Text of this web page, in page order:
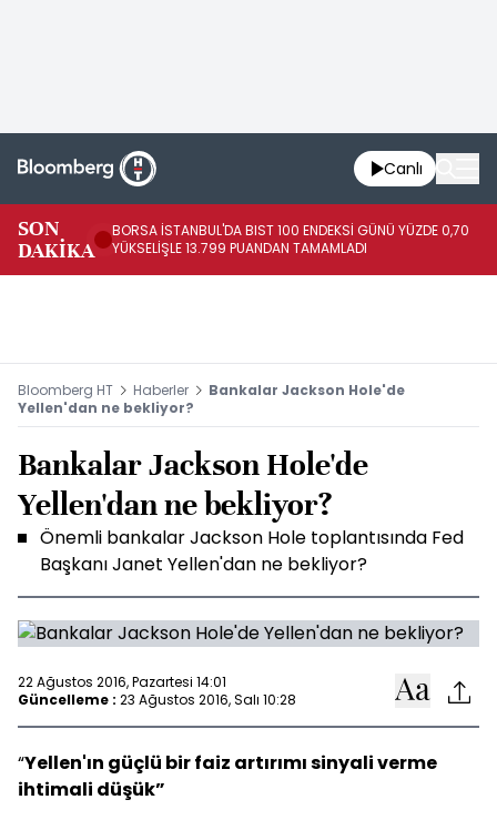
Canlı
SON
DAKİKA
BORSA İSTANBUL'DA BIST 100 ENDEKSİ GÜNÜ YÜZDE 0,70
YÜKSELİŞLE 13.799 PUANDAN TAMAMLADI
Bloomberg HT Haberler
Bankalar Jackson Hole'de
Yellen'dan ne bekliyor?
Bankalar Jackson Hole'de
Yellen'dan ne bekliyor?
Önemli bankalar Jackson Hole toplantısında Fed
Başkanı Janet Yellen'dan ne bekliyor?
22 Ağustos 2016, Pazartesi 14:01
Güncelleme : 23 Ağustos 2016, Salı 10:28
“Yellen'ın güçlü bir faiz artırımı sinyali verme
ihtimali düşük”